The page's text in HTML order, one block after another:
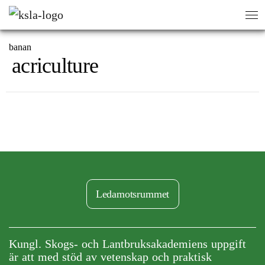
HEM /
banan
acriculture
Ledamotsrummet
Kungl. Skogs- och Lantbruksakademiens uppgift
är att med stöd av vetenskap och praktisk